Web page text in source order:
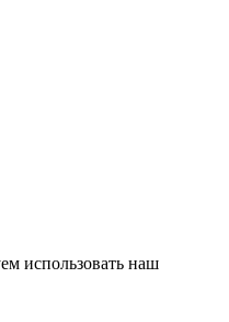
использовать наш